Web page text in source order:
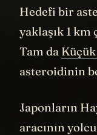
Hedefi bir
yaklaşık 1 km
Tam da
asteroidinin
Japonların
aracının